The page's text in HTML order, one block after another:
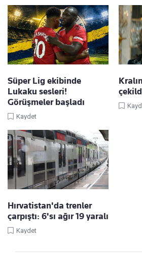
Süper Lig ekibinde
Lukaku sesleri!
Görüşmeler başladı
Kaydet
Hırvatistan'da trenler
çarpıştı: 6'sı ağır 19 yaralı
Kaydet